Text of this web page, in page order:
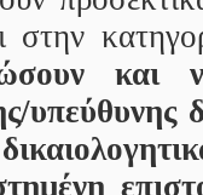
στην
και
υπεύθυνης